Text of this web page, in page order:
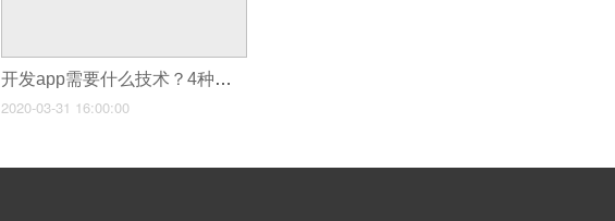
开发app需要什么技术？4种不同的的app制作方式对比
2020-03-31 16:00:00